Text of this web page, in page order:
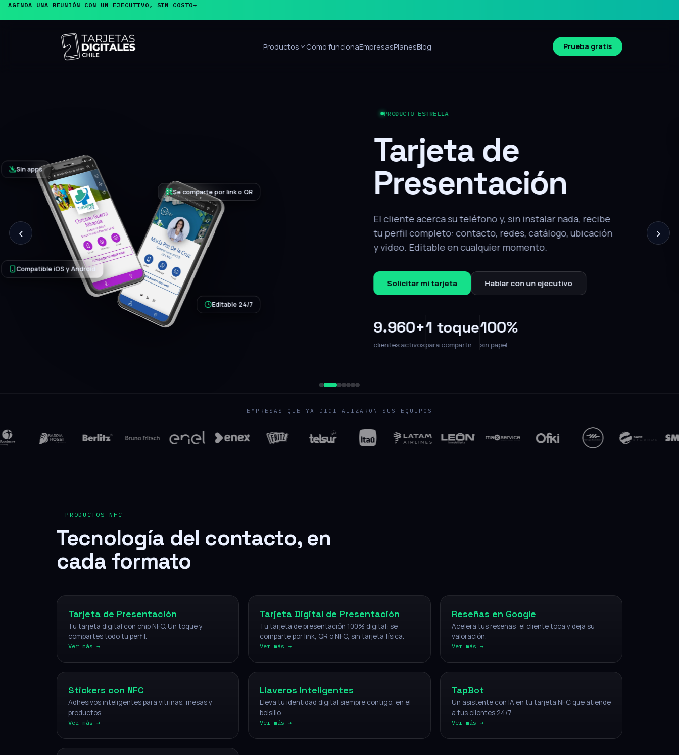
AGENDA UNA REUNIÓN CON UN EJECUTIVO, SIN COSTO→
Productos Cómo funcionaEmpresasPlanesBlog Prueba gratis
Tarjeta de
Presentación
El cliente acerca su teléfono y, sin instalar nada, recibe
tu perfil completo: contacto, redes, catálogo, ubicación
y video. Editable en cualquier momento.
Solicitar mi tarjeta Hablar con un ejecutivo
1 toque100%
‹ ›
Tecnología del contacto, en
cada formato
Tarjeta de Presentación
Tu tarjeta digital con chip NFC. Un toque y
compartes todo tu perfil.
Ver más →
Tarjeta Digital de Presentación
Tu tarjeta de presentación 100% digital: se
comparte por link, QR o NFC, sin tarjeta física.
Ver más →
Reseñas en Google
Acelera tus reseñas: el cliente toca y deja su
valoración.
Ver más →
Stickers con NFC
productos.
Ver más →
Llaveros Inteligentes
Lleva tu identidad digital siempre contigo, en el
bolsillo.
Ver más →
TapBot
Un asistente con IA en tu tarjeta NFC que atiende
a tus clientes 24/7.
Ver más →